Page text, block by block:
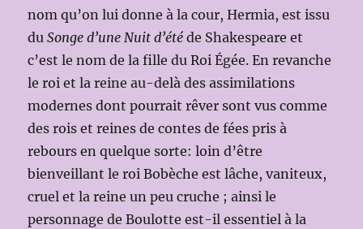
nom qu’on lui donne à la cour, Hermia, est issu
duSonge d’une Nuit d’été de Shakespeare et
c’est le nom de la fille du Roi Égée. En revanche
le roi et la reine au-delà des assimilations
modernes dont pourrait rêver sont vus comme
des rois et reines de contes de fées pris à
rebours en quelque sorte: loin d’être
bienveillant le roi Bobèche est lâche, vaniteux,
cruel et la reine un peu cruche ; ainsi le
personnage de Boulotte est-il essentiel à la